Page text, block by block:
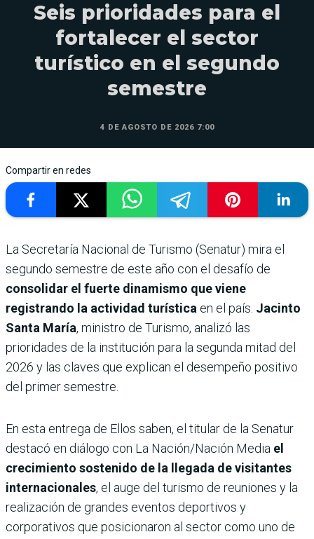
Seis prioridades para el
fortalecer el sector
turístico en el segundo
semestre
4 DE AGOSTO DE 2026 7:00
Compartir en redes
La Secretaría Nacional de Turismo (Senatur) mira el
segundo semestre de este año con el desafío de
consolidar el fuerte dinamismo que viene
registrando la actividad turística en el país. Jacinto
Santa María, ministro de Turismo, analizó las
prioridades de la institución para la segunda mitad del
2026 y las claves que explican el desempeño positivo
del primer semestre.
En esta entrega de Ellos saben, el titular de la Senatur
destacó en diálogo con La Nación/Nación Media el
crecimiento sostenido de la llegada de visitantes
internacionales, el auge del turismo de reuniones y la
realización de grandes eventos deportivos y
corporativos que posicionaron al sector como uno de